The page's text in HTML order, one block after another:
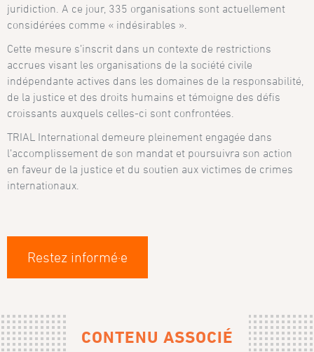
juridiction. A ce jour, 335 organisations sont actuellement
considérées comme « indésirables ».
Cette mesure s’inscrit dans un contexte de restrictions
accrues visant les organisations de la société civile
indépendante actives dans les domaines de la responsabilité,
de la justice et des droits humains et témoigne des défis
croissants auxquels celles-ci sont confrontées.
TRIAL International demeure pleinement engagée dans
l’accomplissement de son mandat et poursuivra son action
en faveur de la justice et du soutien aux victimes de crimes
internationaux.
Restez informé·e
CONTENU ASSOCIÉ